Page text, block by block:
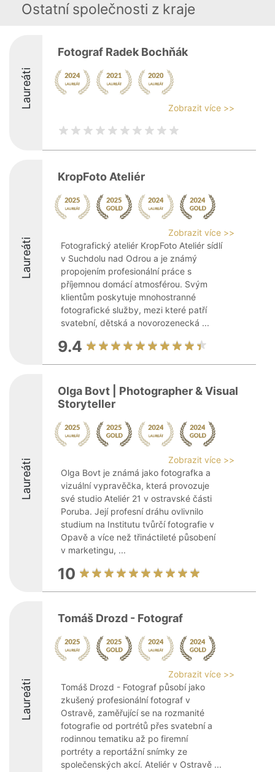
Ostatní společnosti z kraje
Laureáti
Fotograf Radek Bochňák
Zobrazit více >>
Laureáti
KropFoto Ateliér
Zobrazit více >>
Fotografický ateliér KropFoto Ateliér sídlí
v Suchdolu nad Odrou a je známý
propojením profesionální práce s
příjemnou domácí atmosférou. Svým
klientům poskytuje mnohostranné
fotografické služby, mezi které patří
svatební, dětská a novorozenecká ...
9.4
Laureáti
Olga Bovt | Photographer & Visual
Storyteller
Zobrazit více >>
Olga Bovt je známá jako fotografka a
vizuální vypravěčka, která provozuje
své studio Ateliér 21 v ostravské části
Poruba. Její profesní dráhu ovlivnilo
studium na Institutu tvůrčí fotografie v
Opavě a více než třináctileté působení
v marketingu, ...
10
Laureáti
Tomáš Drozd - Fotograf
Zobrazit více >>
Tomáš Drozd - Fotograf působí jako
zkušený profesionální fotograf v
Ostravě, zaměřující se na rozmanité
fotografie od portrétů přes svatební a
rodinnou tematiku až po firemní
portréty a reportážní snímky ze
společenských akcí. Ateliér v Ostravě ...